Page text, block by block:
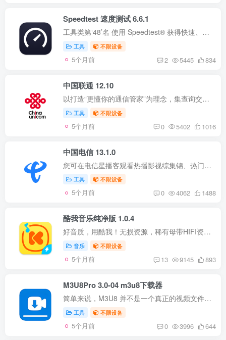
Speedtest 速度测试 6.6.1
工具类第‘48’名 使用 Speedtest® 获得快速、简便、一键连接的网速测试——有了我们的全球服务器网络，无论在哪都能获得准确结果。 视频测试使您能够实时评估网络当前的传输质量。进行视频测...
工具 不限设备
5个月前 2 5445 834
中国联通 12.10
以打造“更懂你的通信管家”为理念，集查询交费、业务办理、宽带智能家居、靓号终端、视频娱乐权益、餐饮出行优惠等多领域、全方位服务于一身，致力于为用户提供更优质的使用体验，创造更便捷、...
工具 不限设备
5个月前 0 5402 1016
中国电信 13.1.0
您可在电信星播客观看热播影视综集锦、热门金曲视频彩铃等精彩短视频；还有专享超值直播间，万家厅店网罗全网底价商品优惠，更有5G手机折扣、话费、流量、终端权益多种好礼送不停！ 兼容性 iPho...
工具 不限设备
5个月前 0 4062 1488
酷我音乐纯净版 1.0.4
好音质，用酷我！无损资源，稀有母带HIFI资源尽在酷我。 酷我音乐，App Store上深受欢迎的音乐APP。百万高音质正版音乐，跨平台无缝同步。好音乐装进口袋，随时随地想听就听。 听音乐，用酷我【...
音乐 不限设备
5个月前 13 9145 893
M3U8Pro 3.0-04 m3u8下载器
简单来说，M3U8 并不是一个真正的视频文件，而是一个文本播放列表。它内部记录了视频被切分后的无数个小片段（通常是 .ts 格式）的下载地址。 这种设计模仿了早期的 M3U 音频列表，但针对 HTTP ...
工具 不限设备
5个月前 0 3996 644